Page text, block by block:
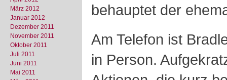
März 2012
Januar 2012
Dezember 2011
November 2011
Oktober 2011
Juli 2011
Juni 2011
Mai 2011
behauptet der
Am Telefon ist
in Person.